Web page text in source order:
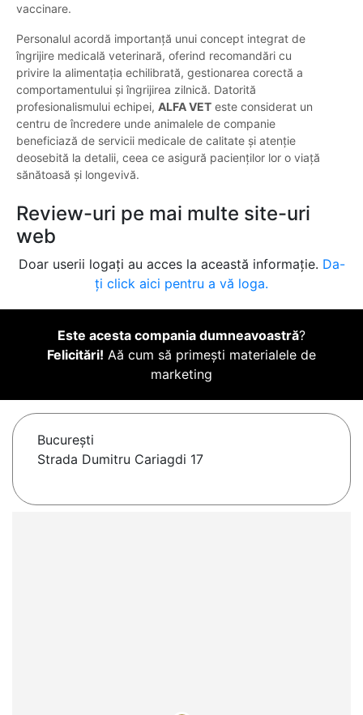
vaccinare.
Personalul acordă importanță unui concept integrat de
îngrijire medicală veterinară, oferind recomandări cu
privire la alimentația echilibrată, gestionarea corectă a
comportamentului și îngrijirea zilnică. Datorită
profesionalismului echipei, ALFA VET este considerat un
centru de încredere unde animalele de companie
beneficiază de servicii medicale de calitate și atenție
deosebită la detalii, ceea ce asigură pacienților lor o viață
sănătoasă și longevivă.
Review-uri pe mai multe site-uri
web
Doar userii logați au acces la această informație. Da-
ți click aici pentru a vă loga.
Este acesta compania dumneavoastră?
Felicitări! Aă cum să primești materialele de
marketing
Bucureşti
Strada Dumitru Cariagdi 17